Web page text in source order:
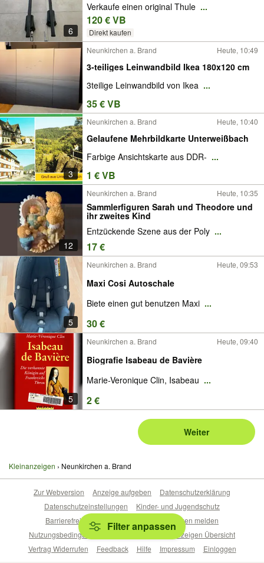
6
Verkaufe einen original Thule ...
120 € VB
Direkt kaufen
Neunkirchen a. Brand
Heute, 10:49
3-teiliges Leinwandbild Ikea 180x120 cm
3teilige Leinwandbild von Ikea ...
35 € VB
3
Neunkirchen a. Brand Heute, 10:40
Gelaufene Mehrbildkarte Unterweißbach
Farbige Ansichtskarte aus DDR- ...
1 € VB
12
Neunkirchen a. Brand Heute, 10:35
Sammlerfiguren Sarah und Theodore und
ihr zweites Kind
Entzückende Szene aus der Poly ...
17 €
5
Neunkirchen a. Brand Heute, 09:53
Maxi Cosi Autoschale
Biete einen gut benutzen Maxi ...
30 €
5
Neunkirchen a. Brand Heute, 09:40
Biografie Isabeau de Bavière
Marie-Veronique Clin, Isabeau ...
2 €
Weiter
Kleinanzeigen Neunkirchen a. Brand
Filter anpassen
Zur Webversion Anzeige aufgeben
Datenschutzerklärung
Datenschutzeinstellungen
Kinder- und Jugendschutz
Barrierefreiheitserklärung
Sicherheitslücken melden
Nutzungsbedingungen
Beliebte Suchen
Anzeigen Übersicht
Vertrag Widerrufen
Feedback Hilfe Impressum Einloggen